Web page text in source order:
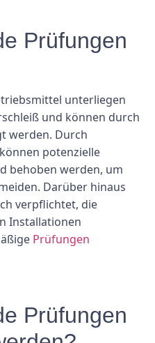
Prüfungen
unterliegen
und können durch
werden. Durch
potenzielle
behoben werden, um
Darüber hinaus
verpflichtet, die
Installationen
Prüfungen
Prüfungen